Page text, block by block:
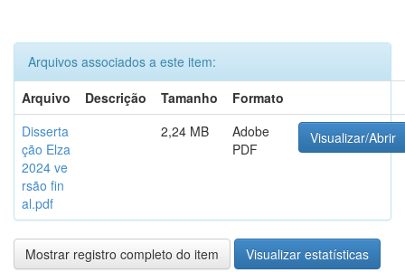
Arquivos associados a este item:
Arquivo
Descrição Tamanho
Formato
Disserta
ção Elza
2024 ve
rsão fin
al.pdf
2,24 MB
Adobe
PDF
Visualizar/Abrir
Mostrar registro completo do item Visualizar estatísticas